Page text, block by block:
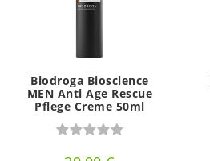
Biodroga Bioscience
MEN Anti Age Rescue
Pflege Creme 50ml